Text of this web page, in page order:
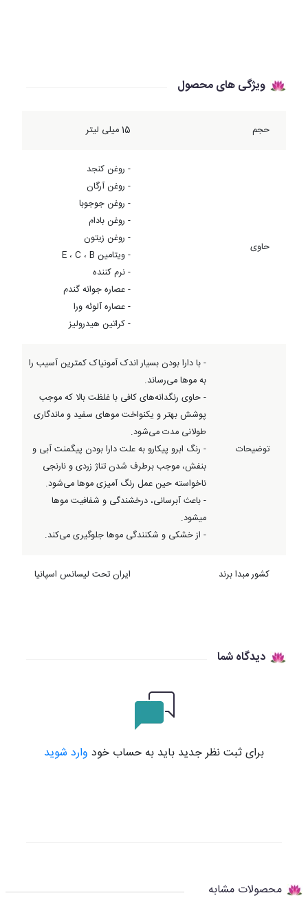
ویژگی های محصول
حجم 15 میلی لیتر
حاوی
- روغن کنجد
- روغن آرگان
- روغن جوجوبا
- روغن بادام
- روغن زیتون
- ویتامین E ، C ، B
- نرم کننده
- عصاره جوانه گندم
- عصاره آلوئه ورا
- کراتین هیدرولیز
توضیحات
- با دارا بودن بسیار اندک آمونیاک کمترین آسیب را
به موها می‌رساند.
- حاوی رنگدانه‌های کافی با غلظت بالا که موجب
پوشش بهتر و یکنواخت موهای سفید و ماندگاری
طولانی مدت می‌شود.
- رنگ ابرو پیکارو به علت دارا بودن پیگمنت آبی و
بنفش، موجب برطرف شدن تناژ زردی و نارنجی
ناخواسته حین عمل رنگ آمیزی مو‌ها می‌شود.
- باعث آبرسانی، درخشندگی و شفافیت مو‌ها
میشود.
- از خشکی و شکنندگی مو‌ها جلوگیری می‌کند.
کشور مبدا برند ایران تحت لیسانس اسپانیا
دیدگاه شما
برای ثبت نظر جدید باید به حساب خود وارد شوید
محصولات مشابه